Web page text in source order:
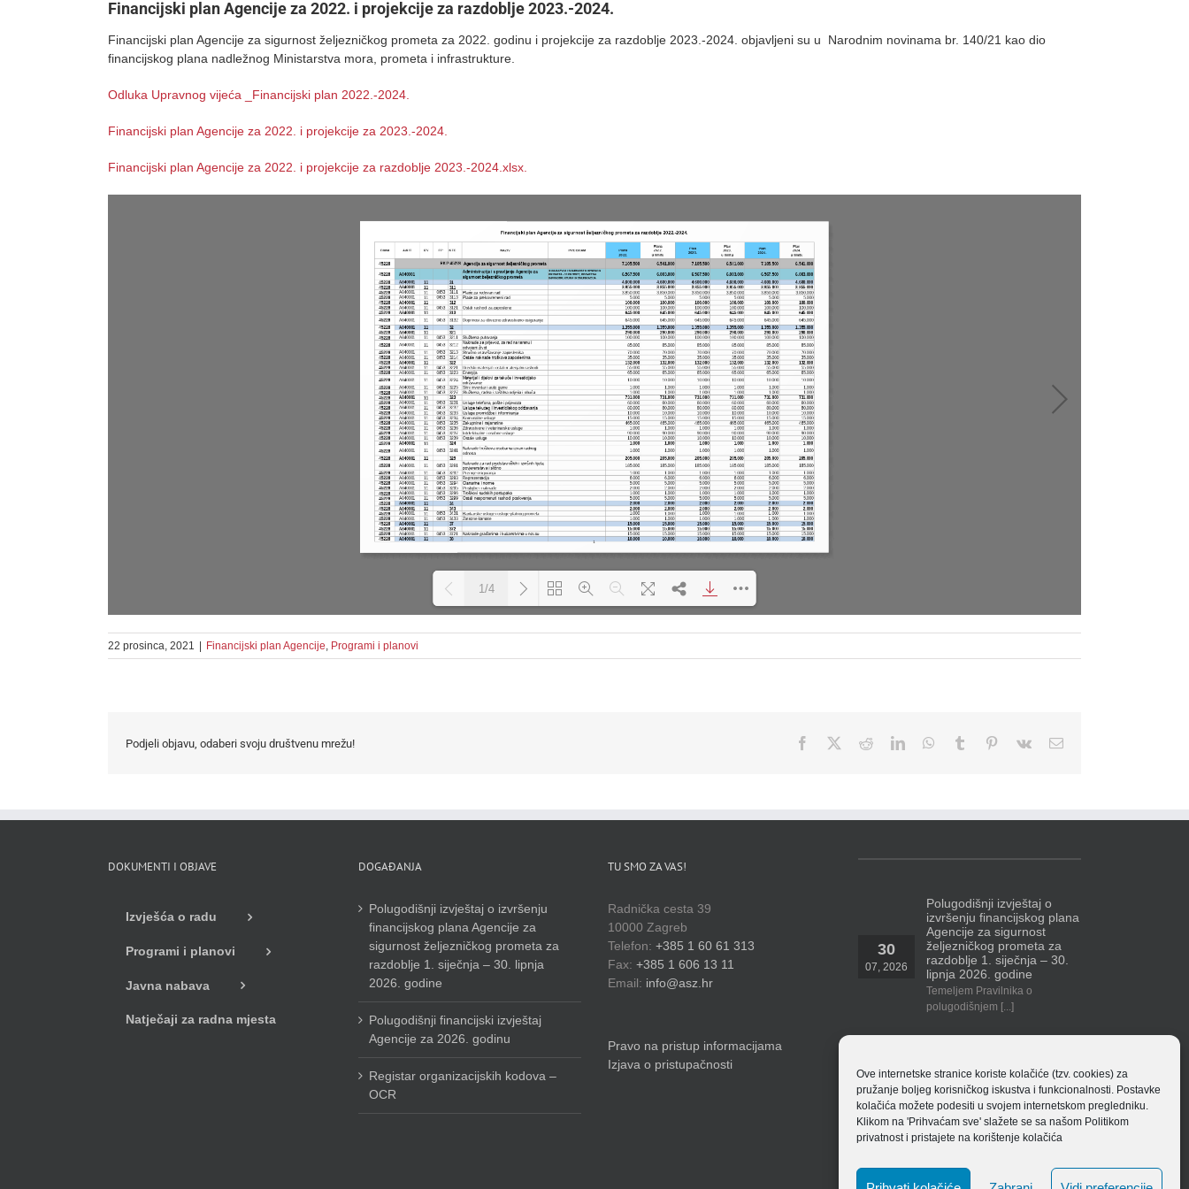
Ove internetske stranice koriste kolačiće (tzv. cookies) za
pružanje boljeg korisničkog iskustva i funkcionalnosti. Postavke
kolačića možete podesiti u svojem internetskom pregledniku.
Klikom na 'Prihvaćam sve' slažete se sa našom Politikom
privatnosti pristajete na korištenje kolačića
Financijski plan Agencije za 2022. i projekcije za razdoblje 2023.-2024.
Financijski plan Agencije za sigurnost željezničkog prometa za 2022. godinu i projekcije za razdoblje 2023.-2024. objavljeni su u Narodnim novinama br. 140/21 kao dio
financijskog plana nadležnog Ministarstva mora, prometa i infrastrukture.
Odluka Upravnog vijeća _Financijski plan 2022.-2024.
Financijski plan Agencije za 2022. i projekcije za 2023.-2024.
Financijski plan Agencije za 2022. i projekcije za razdoblje 2023.-2024.xlsx.
1/4
22 prosinca, 2021 Financijski plan Agencije, Programi i planovi
Podjeli objavu, odaberi svoju društvenu mrežu! Facebook RedditLinkedInWhatsApp
Tumblr Pinterest
Vk Email
DOKUMENTI I OBJAVE
Izvješća o radu
Programi i planovi
Javna nabava
Natječaji za radna mjesta
DOGAĐANJA
Polugodišnji izvještaj o izvršenju
financijskog plana Agencije za
sigurnost željezničkog prometa za
razdoblje 1. siječnja – 30. lipnja
2026. godine
Polugodišnji financijski izvještaj
Agencije za 2026. godinu
Registar organizacijskih kodova –
OCR
TU SMO ZA VAS!
Radnička cesta 39
10000 Zagreb
Telefon: +385 1 60 61 313
Fax: +385 1 606 13 11
Email: info@asz.hr
Pravo na pristup informacijama
Izjava o pristupačnosti
30
07, 2026
Polugodišnji izvještaj o
izvršenju financijskog plana
Agencije za sigurnost
željezničkog prometa za
razdoblje 1. siječnja – 30.
lipnja 2026. godine
Temeljem Pravilnika o
polugodišnjem [...]
14
07, 2026
ASŽ_ Obrasci_financijskih_izvjestaja_v_8.4.1
EU_izvjestaj_po_izvorima_financiranja_v_8.4.1
Bilješke [...]